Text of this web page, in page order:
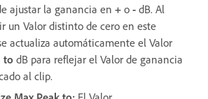
ajustar la ganancia en + o - dB. Al
un Valor distinto de cero en este
actualiza automáticamente el Valor
to dB para reflejar el Valor de ganancia
al clip.